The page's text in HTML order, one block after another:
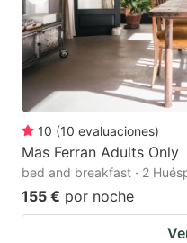
10 (10 evaluaciones)
Mas Ferran Adults Only
bed and breakfast · 2
155 € por noche